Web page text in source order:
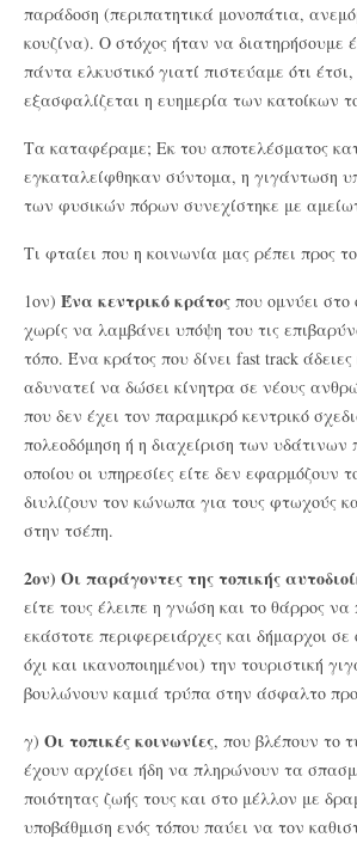
παράδοση (περιπατητικά μονοπάτια,
κουζίνα). Ο στόχος ήταν να διατηρήσουμε
πάντα ελκυστικό γιατί πιστεύαμε ότι
εξασφαλίζεται η ευημερία των κατοίκων
Τα καταφέραμε; Εκ του αποτελέσματος
εγκαταλείφθηκαν σύντομα, η γιγάντωση
των φυσικών πόρων συνεχίστηκε με
Τι φταίει που η κοινωνία μας ρέπει προς
1ον) Ένα κεντρικό κράτος που ομνύει
χωρίς να λαμβάνει υπόψη του τις
τόπο. Ένα κράτος που δίνει fast track
αδυνατεί να δώσει κίνητρα σε νέους
που δεν έχει τον παραμικρό κεντρικό
πολεοδόμηση ή η διαχείριση των
οποίου οι υπηρεσίες είτε δεν εφαρμόζουν
διυλίζουν τον κώνωπα για τους φτωχούς
στην τσέπη.
2ον) Οι παράγοντες της τοπικής
είτε τους έλειπε η γνώση και το θάρρος
εκάστοτε περιφερειάρχες και δήμαρχοι
όχι και ικανοποιημένοι) την τουριστική
βουλώνουν καμιά τρύπα στην άσφαλτο
γ) Οι τοπικές κοινωνίες, που βλέπουν το
έχουν αρχίσει ήδη να πληρώνουν τα
ποιότητας ζωής τους και στο μέλλον με
υποβάθμιση ενός τόπου παύει να τον